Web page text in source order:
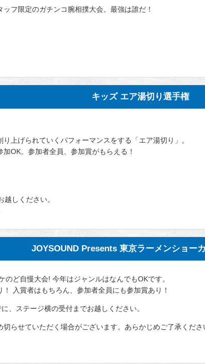
ッフ限定のガチンコ腕相撲大会。最強は誰だ！
キッズ エア湯切り選手権
上げられていくパフォーマンスをする「エア湯切り」。
OK。参加者全員、参加賞がもらえる！
しください。
JOYSOUND Presents 東京ラーメンショー
ど自慢大会! 今年はジャンルはなんでもOKです。
入賞者はもちろん、参加者全員にも参加賞あり！
、ステージ横の受付までお越しください。
らせていただく場合がございます。あらかじめご了承くださ